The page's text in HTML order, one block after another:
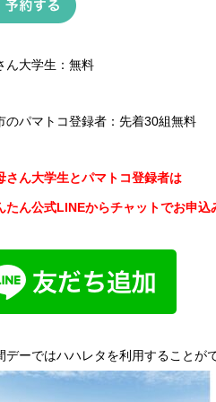
ん大学生：無料
のパマトコ登録者：先着30組無料
さん大学生とパマトコ登録者は
たん公式LINEからチャットでお申込
デーではハハレタを利用することが